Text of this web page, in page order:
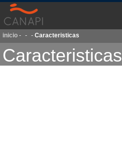
inicio - - - Caracteristicas
Caracteristicas